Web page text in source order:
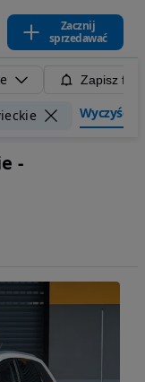
Zacznij
sprzedawać
Zapisz
Wyczyść
-